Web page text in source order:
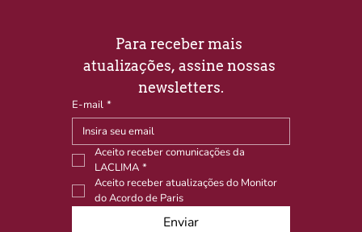
Para receber mais
atualizações, assine nossas
newsletters.
E-mail *
Aceito receber comunicações da
LACLIMA *
Aceito receber atualizações do Monitor
do Acordo de Paris
Enviar